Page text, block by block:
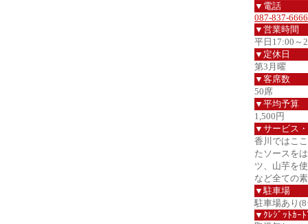
▼電話
087-837-6666
▼営業時間
平日17:00～
▼定休日
第3月曜
▼客席数
50席
▼平均予算
1,500円
▼サービス
香川ではこ
たソースを
ツ、山芋を
など全ての
▼駐車場
駐車場あり
▼ｸﾚｼﾞｯﾄｶｰﾄ